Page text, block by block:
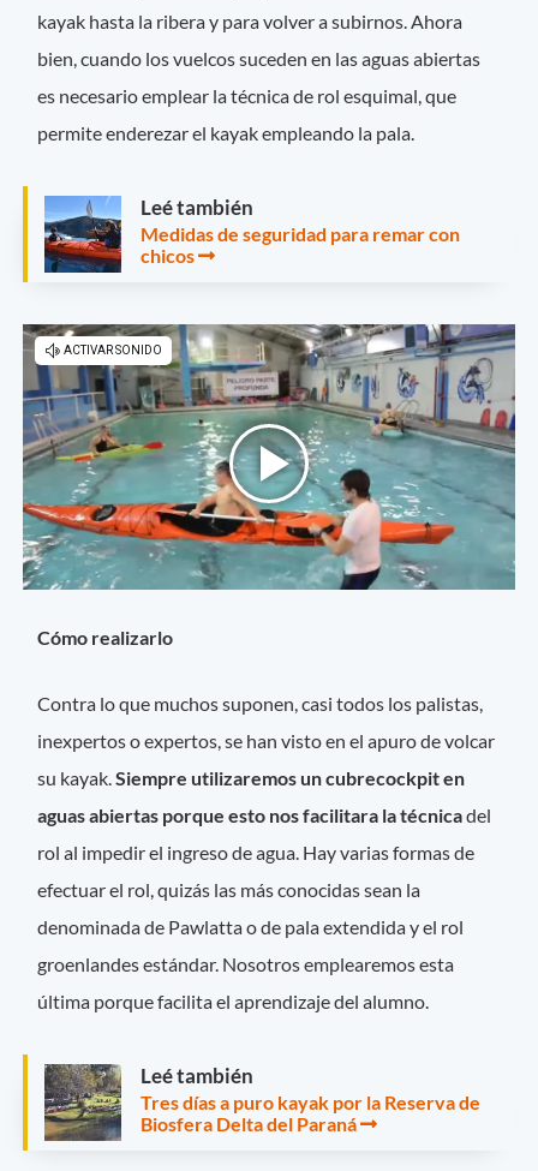
kayak hasta la ribera y para volver a subirnos. Ahora
bien, cuando los vuelcos suceden en las aguas abiertas
es necesario emplear la técnica de rol esquimal, que
permite enderezar el kayak empleando la pala.
Leé también
Medidas de seguridad para remar con
chicos
Cómo realizarlo
Contra lo que muchos suponen, casi todos los palistas,
inexpertos o expertos, se han visto en el apuro de volcar
su kayak.Siempre utilizaremos un cubrecockpit en
aguas abiertas porque esto nos facilitara la técnicadel
rol al impedir el ingreso de agua. Hay varias formas de
efectuar el rol, quizás las más conocidas sean la
denominada de Pawlatta o de pala extendida y el rol
groenlandes estándar. Nosotros emplearemos esta
última porque facilita el aprendizaje del alumno.
Leé también
Tres días a puro kayak por la Reserva de
Biosfera Delta del Paraná